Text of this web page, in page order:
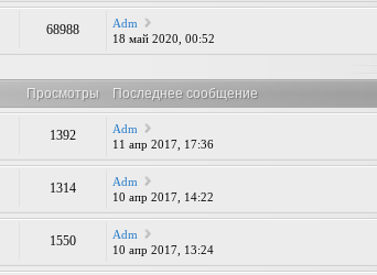
68988
Adm
18 май 2020, 00:52
Просмотры Последнее сообщение
1392
Adm
11 апр 2017, 17:36
1314
Adm
10 апр 2017, 14:22
1550
Adm
10 апр 2017, 13:24